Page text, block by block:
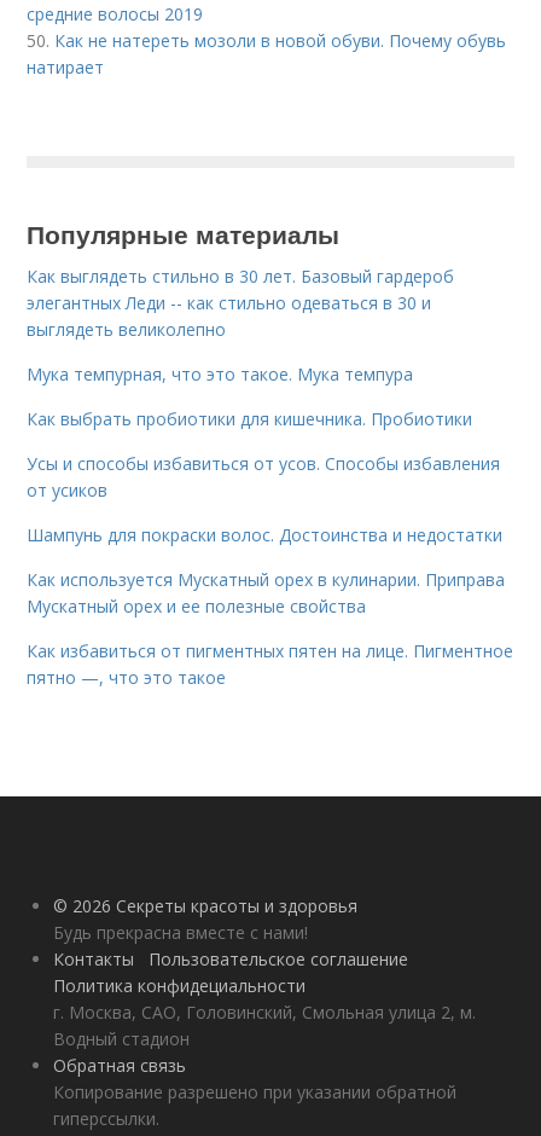
средние волосы 2019
50. Как не натереть мозоли в новой обуви. Почему обувь
натирает
Популярные материалы
Как выглядеть стильно в 30 лет. Базовый гардероб
элегантных Леди -- как стильно одеваться в 30 и
выглядеть великолепно
Мука темпурная, что это такое. Мука темпура
Как выбрать пробиотики для кишечника. Пробиотики
Усы и способы избавиться от усов. Способы избавления
от усиков
Шампунь для покраски волос. Достоинства и недостатки
Как используется Мускатный орех в кулинарии. Приправа
Мускатный орех и ее полезные свойства
Как избавиться от пигментных пятен на лице. Пигментное
пятно —, что это такое
© 2026 Секреты красоты и здоровья
Будь прекрасна вместе с нами!
Контакты
Пользовательское соглашение
Политика конфидециальности
г. Москва, САО, Головинский, Смольная улица 2, м.
Водный стадион
Обратная связь
Копирование разрешено при указании обратной
гиперссылки.